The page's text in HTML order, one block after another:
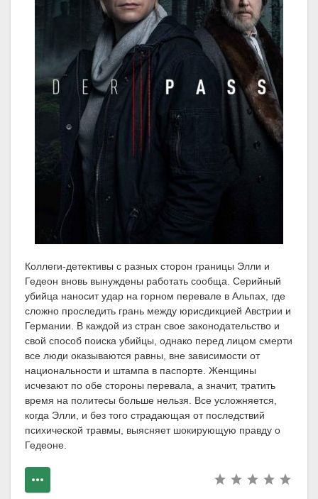
Коллеги-детективы с разных сторон границы Элли и
Гедеон вновь вынуждены работать сообща. Серийный
убийца наносит удар на горном перевале в Альпах, где
сложно проследить грань между юрисдикцией Австрии и
Германии. В каждой из стран свое законодательство и
свой способ поиска убийцы, однако перед лицом смерти
все люди оказываются равны, вне зависимости от
национальности и штампа в паспорте. Женщины
исчезают по обе стороны перевала, а значит, тратить
время на политесы больше нельзя. Все усложняется,
когда Элли, и без того страдающая от последствий
психической травмы, выясняет шокирующую правду о
Гедеоне.